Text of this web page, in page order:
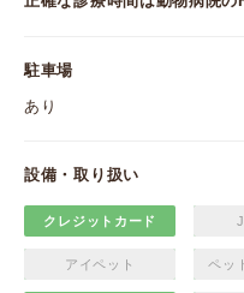
駐車場
あり
設備・取り扱い
クレジットカード
アイペット ペッ